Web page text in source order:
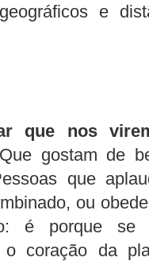
e
que nos
gostam de
que
ou
é porque se
o coração da